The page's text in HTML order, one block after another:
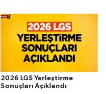
2026 LGS Yerleştirme
Sonuçları Açıklandı